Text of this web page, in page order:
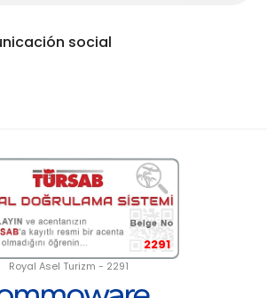
social
2291
Royal Asel Turizm - 2291